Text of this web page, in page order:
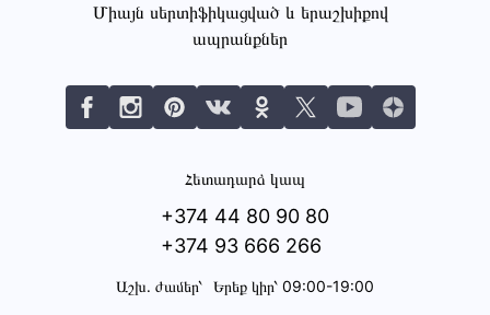
Միայն սերտիֆիկացված և երաշխիքով
ապրանքներ
Հետադարձ կապ
+374 44 80 90 80
+374 93 666 266
Աշխ․ ժամեր՝ Երեք կիր՝ 09:00-19:00